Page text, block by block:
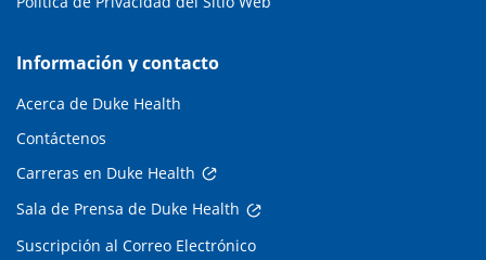
Información y contacto
Acerca de Duke Health
Contáctenos
Carreras en Duke Health
Sala de Prensa de Duke Health
Suscripción al Correo Electrónico